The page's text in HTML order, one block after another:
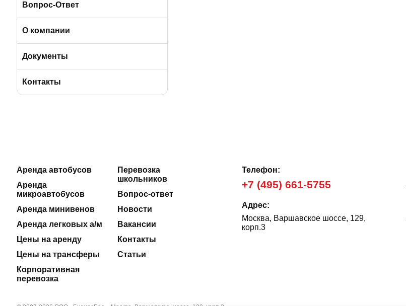
Отличия трансфера от аренды
Порядок оплаты услуг
Условия возврата
Вопрос-Ответ
О компании
О компании БизнесБас
BBus Group
Полезные статьи
Документы
Лицензии и удостоверения
Контакты
Аренда автобусов
Аренда
микроавтобусов
Аренда минивенов
Аренда легковых а/м
Цены на аренду
Цены на трансферы
Корпоративная
перевозка
Перевозка
школьников
Вопрос-ответ
Новости
Вакансии
Контакты
Статьи
Телефон:
+7 (495) 661-5755
Адрес:
Москва, Варшавское шоссе, 129,
корп.3